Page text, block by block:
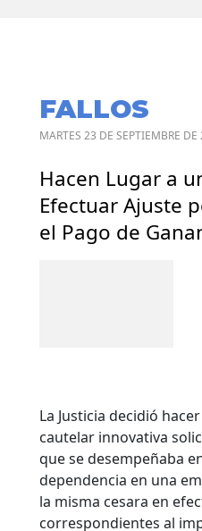
FALLOS
MARTES 23 DE SEPTIEMBRE
Hacen Lugar a
Efectuar Ajuste
el Pago de
La Justicia decidió
cautelar innovativa
que se desempeñaba
dependencia en una
la misma cesara en
correspondientes al